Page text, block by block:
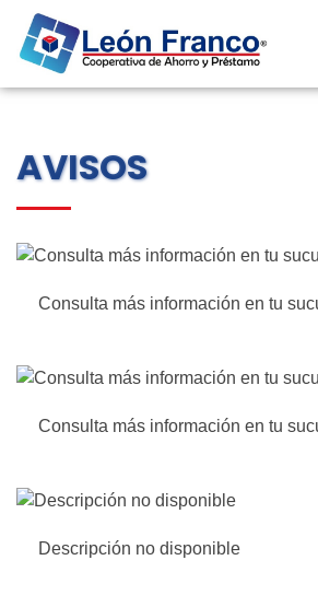
AVISOS
Consulta más información en tu
Consulta más información en tu
Descripción no disponible